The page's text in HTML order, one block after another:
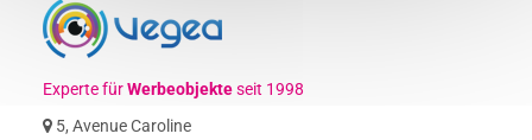
Experte fürWerbeobjekteseit 1998
5, Avenue Caroline